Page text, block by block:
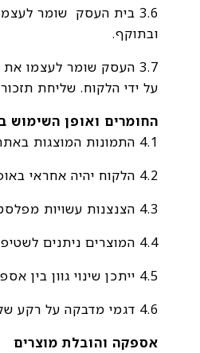
3.6 בית העסק שומר
ובתוקף.
על ידי הלקוח. שליחת
החומרים ואופן השימוש
4.1 התמונות המוצגות באתר הן להמחשה בלבד.
4.2 הלקוח יהיה אחראי באופן בלעדי על השימוש ו/או על תחזוקתו הנדרש של המוצר כגון תנאי שימוש נאותים.
4.3 הצנצנות עשויות מפלסטיק PET.
4.4 המוצרים ניתנים לשטיפה ידנית בלבד.
4.5 ייתכן שינוי גוון בין אספקה לאספקה.
4.6 דגמי מדבקה על רקע שקוף אינם מתאימים להדבקה על מכסה שחור.
אספקה והובלת מוצרים